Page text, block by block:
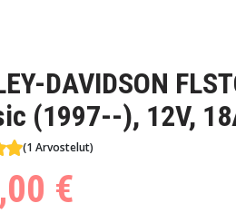
DAVIDSON
(1997--), 12V,
(1 Arvostelut)
€